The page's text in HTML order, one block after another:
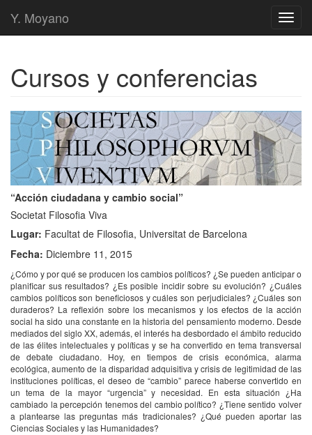
Y. Moyano
Cursos y conferencias
“Acción ciudadana y cambio social”
Societat Filosofia Viva
Lugar: Facultat de Filosofia, Universitat de Barcelona
Fecha: Diciembre 11, 2015
¿Cómo y por qué se producen los cambios políticos? ¿Se pueden anticipar o
planificar sus resultados? ¿Es posible incidir sobre su evolución? ¿Cuáles
cambios políticos son beneficiosos y cuáles son perjudiciales? ¿Cuáles son
duraderos? La reflexión sobre los mecanismos y los efectos de la acción
social ha sido una constante en la historia del pensamiento moderno. Desde
mediados del siglo XX, además, el interés ha desbordado el ámbito reducido
de las élites intelectuales y políticas y se ha convertido en tema transversal
de debate ciudadano. Hoy, en tiempos de crisis económica, alarma
ecológica, aumento de la disparidad adquisitiva y crisis de legitimidad de las
instituciones políticas, el deseo de “cambio” parece haberse convertido en
un tema de la mayor “urgencia” y necesidad. En esta situación ¿Ha
cambiado la percepción tenemos del cambio político? ¿Tiene sentido volver
a plantearse las preguntas más tradicionales? ¿Qué pueden aportar las
Ciencias Sociales y las Humanidades?